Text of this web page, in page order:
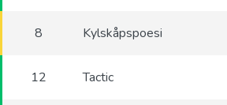
8 Kylskåpspoesi
12 Tactic